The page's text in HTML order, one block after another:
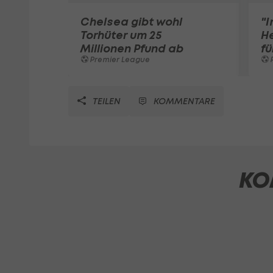
Chelsea gibt wohl
Torhüter um 25
Millionen Pfund ab
Premier League
TEILEN KOMMENTARE